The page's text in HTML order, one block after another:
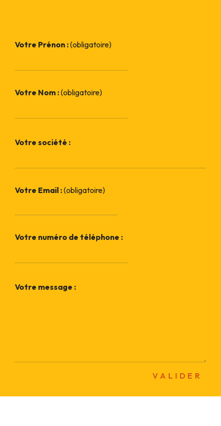
Votre Prénon :(obligatoire)
Votre Nom :(obligatoire)
Votre société :
Votre Email :(obligatoire)
Votre numéro de téléphone :
Votre message :
VALIDER